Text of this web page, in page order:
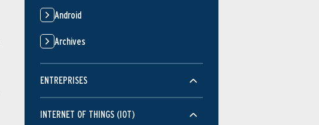
Android
Archives
ENTREPRISES
INTERNET OF THINGS (IOT)